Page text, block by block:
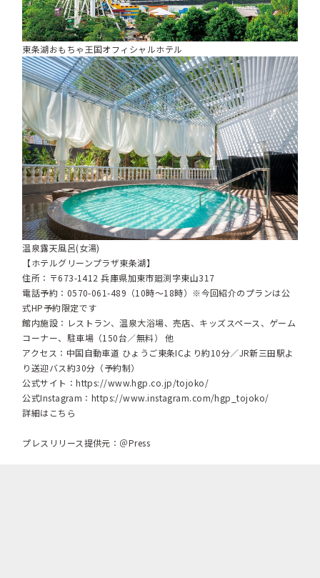
東条湖おもちゃ王国オフィシャルホテル
温泉露天風呂(女湯)
【ホテルグリーンプラザ東条湖】
住所：〒673-1412 兵庫県加東市廻渕字東山317
電話予約：0570-061-489（10時～18時）※今回紹介のプランは公
式HP予約限定です
館内施設：レストラン、温泉大浴場、売店、キッズスペース、ゲーム
コーナー、駐車場（150台／無料） 他
アクセス：中国自動車道 ひょうご東条ICより約10分／JR新三田駅よ
り送迎バス約30分（予約制）
公式サイト：https://www.hgp.co.jp/tojoko/
公式Instagram： https://www.instagram.com/hgp_tojoko/
詳細はこちら
プレスリリース提供元：＠Press